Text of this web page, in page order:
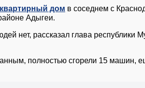
дом в соседнем с
Адыгеи.
нет, рассказал глава республики
полностью сгорели 15 машин,